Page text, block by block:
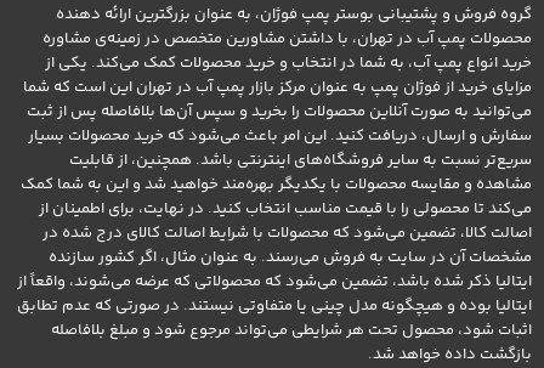
گروه فروش و پشتیبانی بوستر پمپ فوژان، به عنوان بزرگترین ارائه دهنده
محصولات پمپ آب در تهران، با داشتن مشاورین متخصص در زمینه‌ی مشاوره
خرید انواع پمپ آب، به شما در انتخاب و خرید محصولات کمک می‌کند. یکی از
مزایای خرید از فوژان پمپ به عنوان مرکز بازار پمپ آب در تهران این است که شما
می‌توانید به صورت آنلاین محصولات را بخرید و سپس آن‌ها بلافاصله پس از ثبت
سفارش و ارسال، دریافت کنید. این امر باعث می‌شود که خرید محصولات بسیار
سریع‌تر نسبت به سایر فروشگاه‌های اینترنتی باشد. همچنین، از قابلیت
مشاهده و مقایسه محصولات با یکدیگر بهره‌مند خواهید شد و این به شما کمک
می‌کند تا محصولی را با قیمت مناسب انتخاب کنید. در نهایت، برای اطمینان از
اصالت کالا، تضمین می‌شود که محصولات با شرایط اصالت کالای درج شده در
مشخصات آن در سایت به فروش می‌رسند. به عنوان مثال، اگر کشور سازنده
ایتالیا ذکر شده باشد، تضمین می‌شود که محصولاتی که عرضه می‌شوند، واقعاً از
ایتالیا بوده و هیچگونه مدل چینی یا متفاوتی نیستند. در صورتی که عدم تطابق
اثبات شود، محصول تحت هر شرایطی می‌تواند مرجوع شود و مبلغ بلافاصله
بازگشت داده خواهد شد.